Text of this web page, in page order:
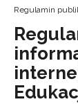
Regulamin